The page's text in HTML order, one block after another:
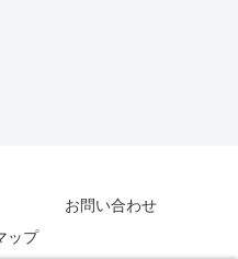
お問い合わせ
ップ